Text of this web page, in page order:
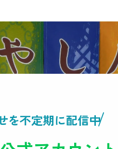
を不定期に配信中